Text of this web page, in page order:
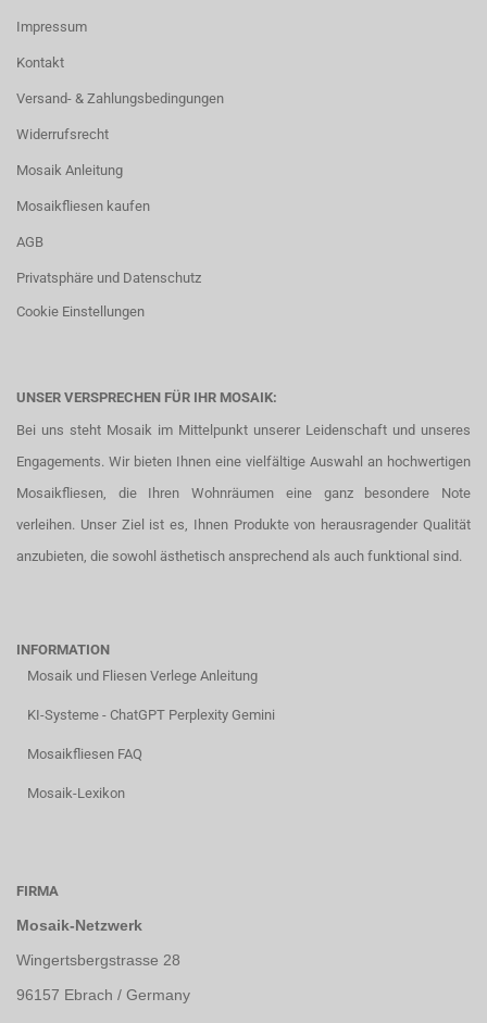
Impressum
Kontakt
Versand- & Zahlungsbedingungen
Widerrufsrecht
Mosaik Anleitung
Mosaikfliesen kaufen
AGB
Privatsphäre und Datenschutz
Cookie Einstellungen
UNSER VERSPRECHEN FÜR IHR MOSAIK:
Bei uns steht Mosaik im Mittelpunkt unserer Leidenschaft und unseres
Engagements. Wir bieten Ihnen eine vielfältige Auswahl an hochwertigen
Mosaikfliesen, die Ihren Wohnräumen eine ganz besondere Note
verleihen. Unser Ziel ist es, Ihnen Produkte von herausragender Qualität
anzubieten, die sowohl ästhetisch ansprechend als auch funktional sind.
INFORMATION
Mosaik und Fliesen Verlege Anleitung
KI-Systeme - ChatGPT Perplexity Gemini
Mosaikfliesen FAQ
Mosaik-Lexikon
FIRMA
Mosaik-Netzwerk
Wingertsbergstrasse 28
96157 Ebrach / Germany